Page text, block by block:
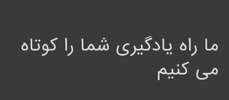
ما راه یادگیری شما را کوتاه
می کنیم